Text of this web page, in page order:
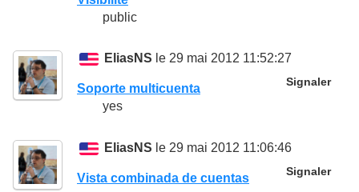
public
EliasNS le 29 mai 2012 11:52:27
Signaler
Soporte multicuenta
yes
EliasNS le 29 mai 2012 11:06:46
Signaler
Vista combinada de cuentas